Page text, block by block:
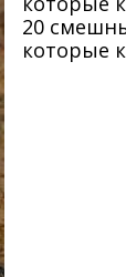
20
которые